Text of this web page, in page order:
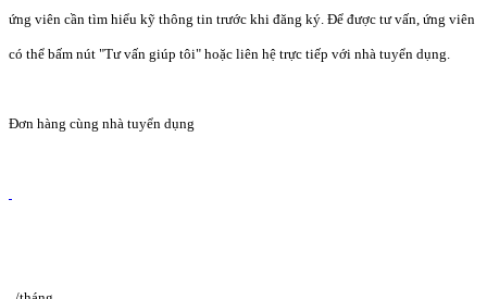
ứng viên cần tìm hiểu kỹ thông tin trước khi đăng ký. Để được tư vấn, ứng viên
có thể bấm nút "Tư vấn giúp tôi" hoặc liên hệ trực tiếp với nhà tuyển dụng.
Đơn hàng cùng nhà tuyển dụng